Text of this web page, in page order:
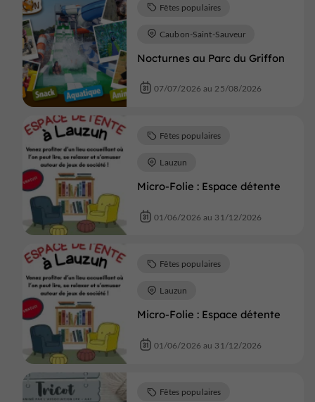
Nocturnes au Parc du Griffon
Fêtes populaires
Caubon-Saint-Sauveur
07/07/2026 au 25/08/2026
Micro-Folie : Espace détente
Fêtes populaires
Lauzun
01/06/2026 au 31/12/2026
Micro-Folie : Espace détente
Fêtes populaires
Lauzun
01/06/2026 au 31/12/2026
Fêtes populaires